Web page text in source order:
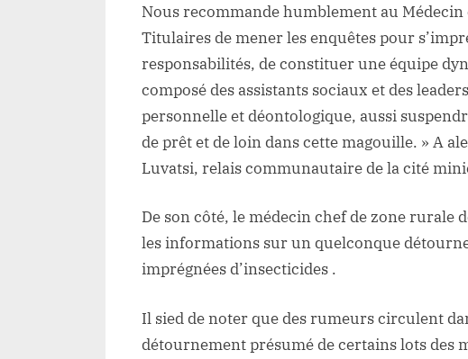
Nous recommande humblement au
Titulaires de mener les enquêtes pour
responsabilités, de constituer une équipe
composé des assistants sociaux et des
personnelle et déontologique, aussi
de prêt et de loin dans cette magouille. » A
Luvatsi, relais communautaire de la cité
De son côté, le médecin chef de zone rurale
les informations sur un quelconque
imprégnées d’insecticides .
Il sied de noter que des rumeurs circulent
détournement présumé de certains lots des